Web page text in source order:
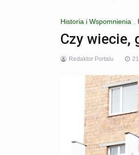
Historia i Wspomnienia ,
Czy wiecie,
Redaktor Portalu